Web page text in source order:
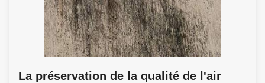
La préservation de la qualité de l'air